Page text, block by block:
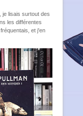
je lisais surtout des
les différentes
et j'en